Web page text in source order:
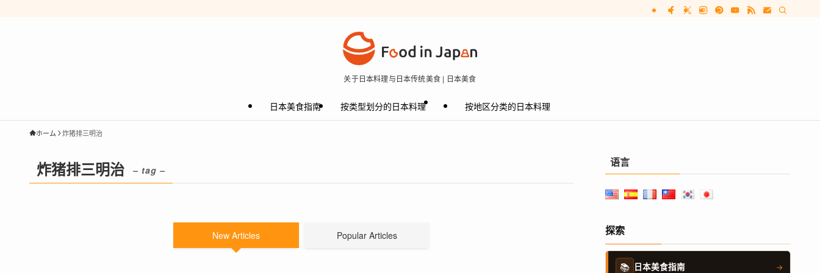
关于日本料理与日本传统美食 | 日本美食
日本美食指南 按类型划分的日本料理 按地区分类的日本料理
ホーム 炸猪排三明治
炸猪排三明治 – tag –
New Articles Popular Articles
语言
探索
📚 日本美食指南 →